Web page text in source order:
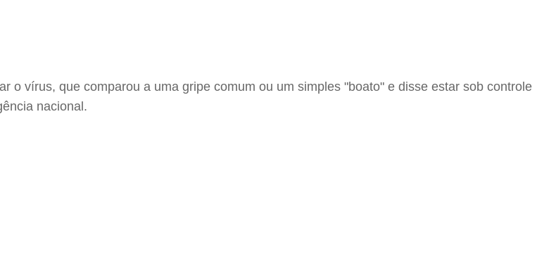
o vírus, que comparou a uma gripe comum ou um simples "boato" e disse estar sob controle
nacional.